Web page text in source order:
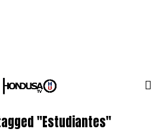
"Estudiantes"